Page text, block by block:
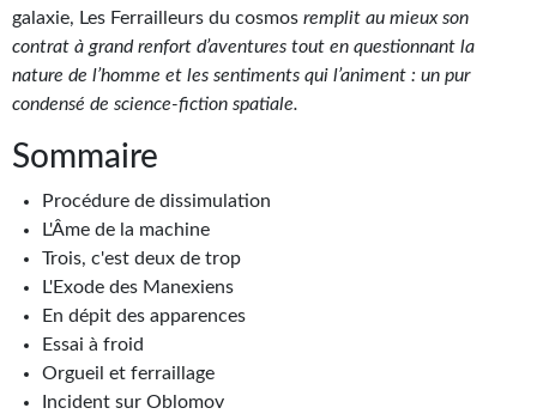
À paraître
Revue de presse
Le Bélial' sur Youtube
LE BLOG BIFROST
Tous les articles
La Bibliothèque orbitale
galaxie, Les Ferrailleurs du cosmos remplit au mieux son
contrat à grand renfort d’aventures tout en questionnant la
nature de l’homme et les sentiments qui l’animent : un pur
condensé de science-fiction spatiale.
Sommaire
Procédure de dissimulation
L'Âme de la machine
Trois, c'est deux de trop
L'Exode des Manexiens
En dépit des apparences
Essai à froid
Orgueil et ferraillage
Incident sur Oblomov